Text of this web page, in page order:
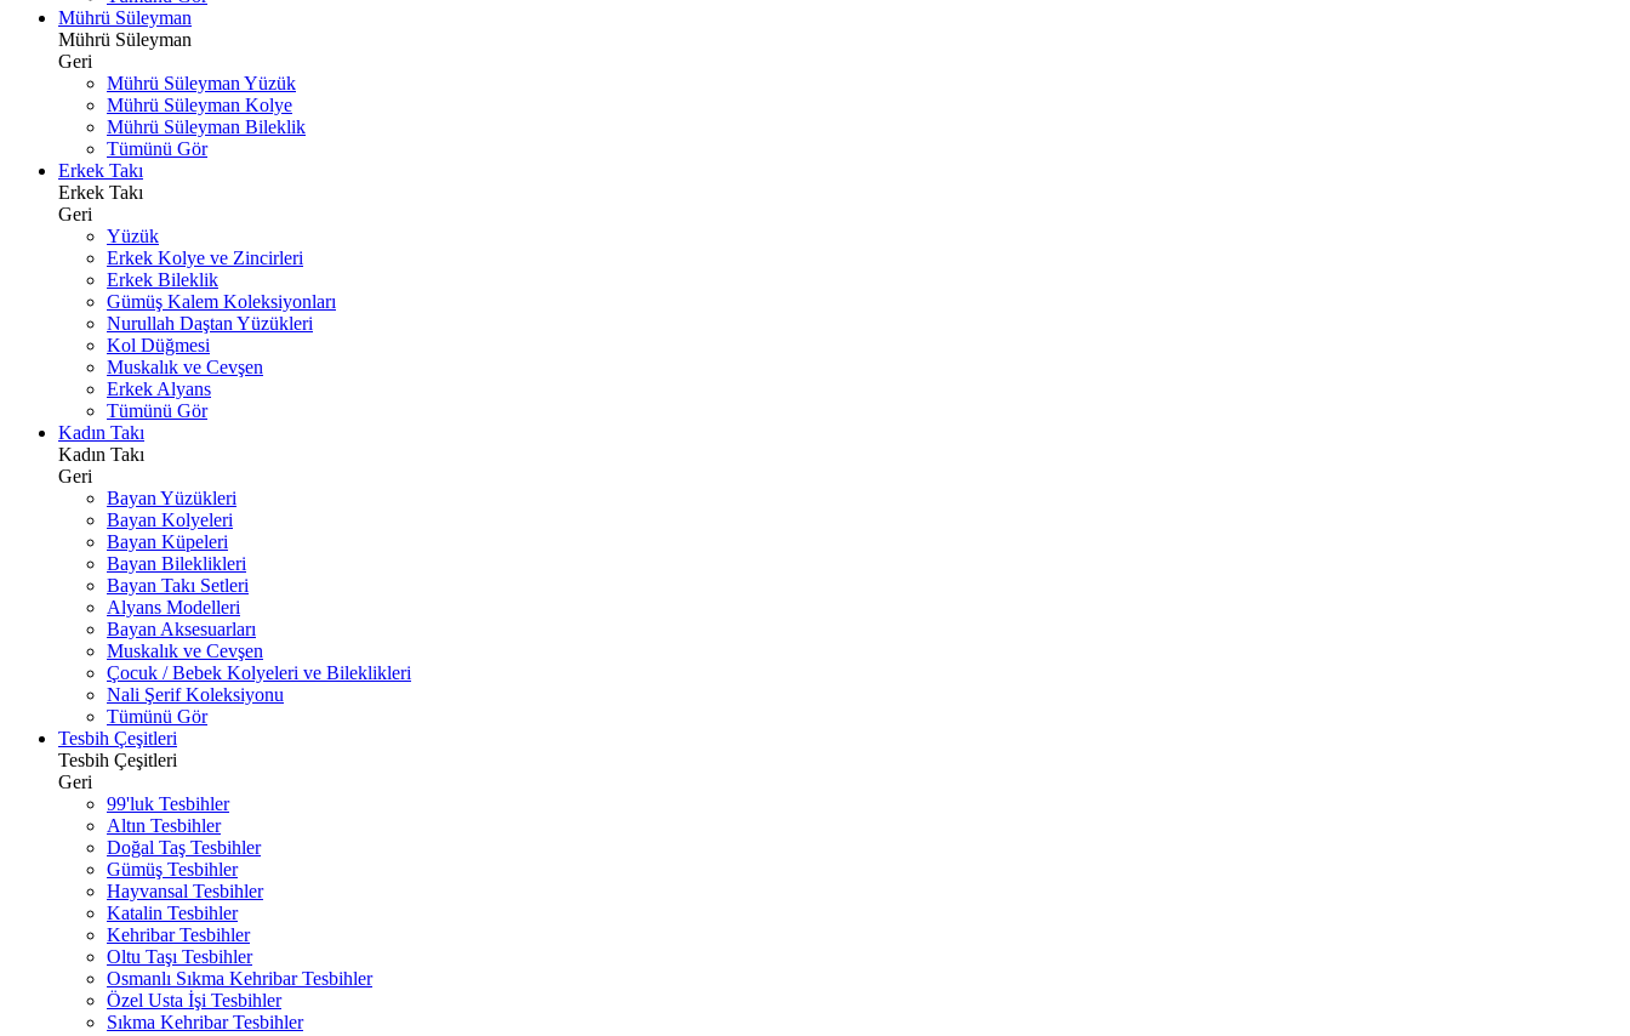
Mührü Süleyman
Mührü Süleyman
Geri
Mührü Süleyman Yüzük
Mührü Süleyman Kolye
Mührü Süleyman Bileklik
Tümünü Gör
Erkek Takı
Erkek Takı
Geri
Yüzük
Erkek Kolye ve Zincirleri
Erkek Bileklik
Gümüş Kalem Koleksiyonları
Nurullah Daştan Yüzükleri
Kol Düğmesi
Muskalık ve Cevşen
Erkek Alyans
Tümünü Gör
Kadın Takı
Kadın Takı
Geri
Bayan Yüzükleri
Bayan Kolyeleri
Bayan Küpeleri
Bayan Bileklikleri
Bayan Takı Setleri
Alyans Modelleri
Bayan Aksesuarları
Muskalık ve Cevşen
Çocuk / Bebek Kolyeleri ve Bileklikleri
Nali Şerif Koleksiyonu
Tümünü Gör
Tesbih Çeşitleri
Tesbih Çeşitleri
Geri
99'luk Tesbihler
Altın Tesbihler
Doğal Taş Tesbihler
Gümüş Tesbihler
Hayvansal Tesbihler
Katalin Tesbihler
Kehribar Tesbihler
Oltu Taşı Tesbihler
Osmanlı Sıkma Kehribar Tesbihler
Özel Usta İşi Tesbihler
Sıkma Kehribar Tesbihler